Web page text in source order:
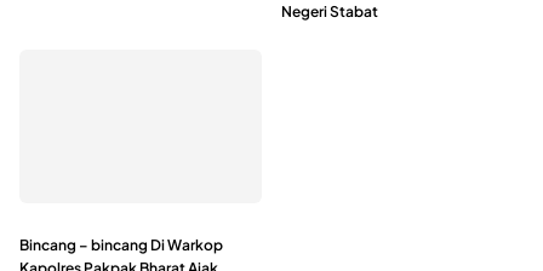
Negeri Stabat
Bincang – bincang Di Warkop